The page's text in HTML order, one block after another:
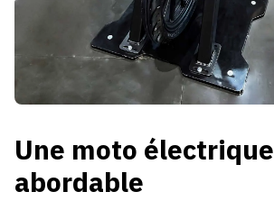
Une moto électrique
abordable